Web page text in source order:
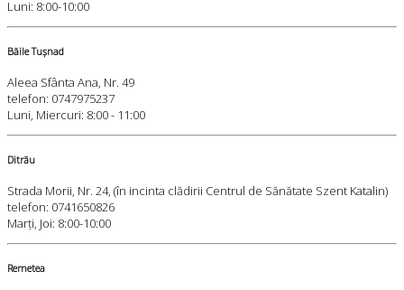
Luni: 8:00-10:00
Băile Tușnad
Aleea Sfânta Ana, Nr. 49
telefon: 0747975237
Luni, Miercuri: 8:00 - 11:00
Ditrău
Strada Morii, Nr. 24, (în incinta clădirii Centrul de Sănătate Szent Katalin)
telefon: 0741650826
Marți, Joi: 8:00-10:00
Remetea